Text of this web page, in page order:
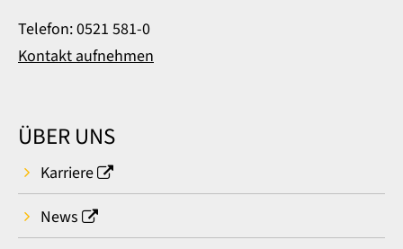
Telefon: 0521 581-0
Kontakt aufnehmen
ÜBER UNS
Karriere
News